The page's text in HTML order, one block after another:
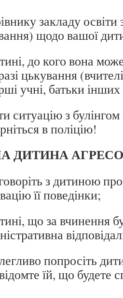
закладу
щодо вашої
до кого вона
цькування
учні, батьки
ситуацію з булінгом
в поліцію!
ДИТИНА
з дитиною
її поведінки;
що за вчинення
попросіть
їй, що будете